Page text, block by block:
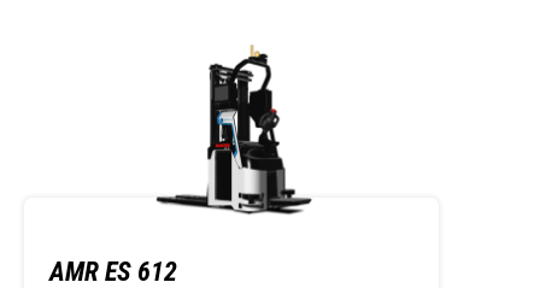
AMR ES 612